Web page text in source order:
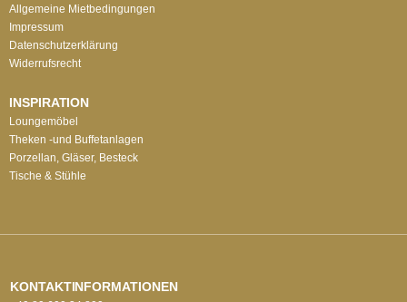
Allgemeine Mietbedingungen
Impressum
Datenschutzerklärung
Widerrufsrecht
INSPIRATION
Loungemöbel
Theken -und Buffetanlagen
Porzellan, Gläser, Besteck
Tische & Stühle
KONTAKTINFORMATIONEN